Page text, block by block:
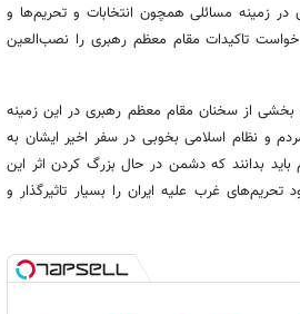
در زمینه مسائلی همچون انتخابات و تحریم‌ها و
تاکیدات مقام معظم رهبری را نصب‌العین
بخشی از سخنان مقام معظم رهبری در این زمینه
و نظام اسلامی بخوبی در سفر اخیر ایشان به
بدانند که دشمن در حال بزرگ کردن اثر این
غرب علیه ایران را بسیار تاثیرگذار و